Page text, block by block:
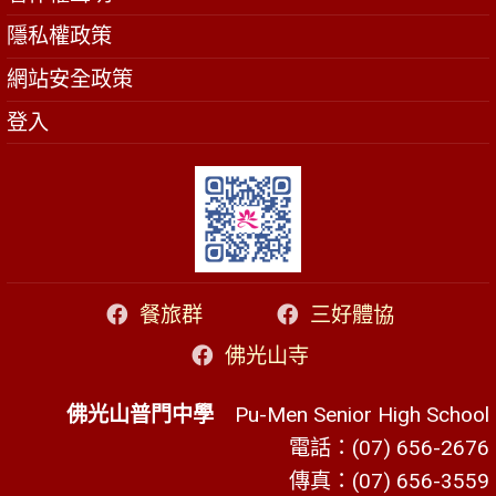
隱私權政策
網站安全政策
登入
餐旅群
三好體協
佛光山寺
佛光山普門中學 Pu-Men Senior High School
電話：(07) 656-2676
傳真：(07) 656-3559